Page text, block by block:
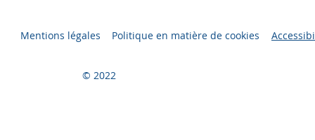
Mentions légales Politique en matière de cookies
© 2022